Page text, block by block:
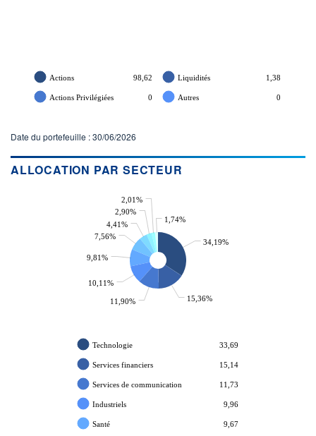
Actions 98,62 Liquidités 1,38
Actions Privilégiées 0 Autres 0
Date du portefeuille : 30/06/2026
ALLOCATION PAR SECTEUR
34,19%
15,36%
11,90%
10,11%
9,81%
7,56%
4,41%
2,90%
2,01%
1,74%
Technologie 33,69
Services financiers 15,14
Services de communication 11,73
Industriels 9,96
Santé 9,67